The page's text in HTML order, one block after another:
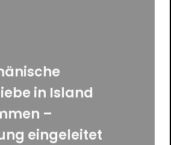
in Island
–
eingeleitet